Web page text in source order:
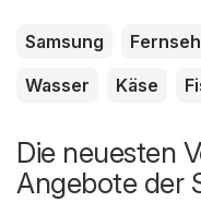
Samsung
Wasser
Käse
Die neuesten
Angebote der